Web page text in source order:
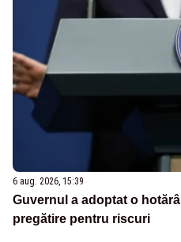
6 aug. 2026, 15:39
Guvernul a adoptat o
pregătire pentru riscuri